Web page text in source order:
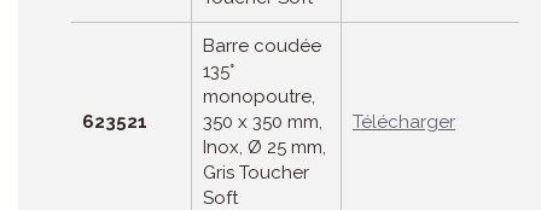
623521
Barre coudée
135°
monopoutre,
350 x 350 mm,
Inox, Ø 25 mm,
Gris Toucher
Soft
Télécharger